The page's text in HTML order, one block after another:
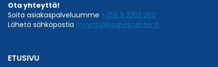
Ota yhteyttä!
Soita asiakaspalveluumme +358 9 2252 260
Lähetä sähköpostia myynti@kaapelicenter.fi
ETUSIVU